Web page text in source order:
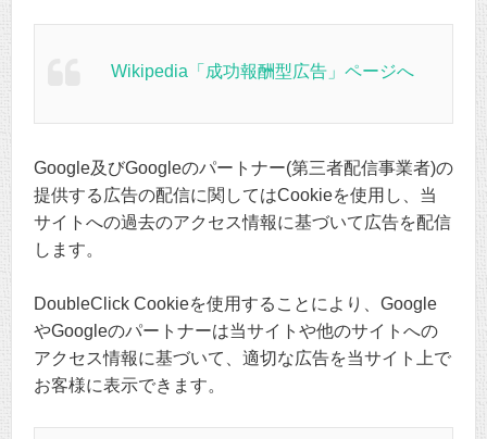
Wikipedia「成功報酬型広告」ページへ
Google及びGoogleのパートナー(第三者配信事業者)の
提供する広告の配信に関してはCookieを使用し、当
サイトへの過去のアクセス情報に基づいて広告を配信
します。
DoubleClick Cookieを使用することにより、Google
やGoogleのパートナーは当サイトや他のサイトへの
アクセス情報に基づいて、適切な広告を当サイト上で
お客様に表示できます。